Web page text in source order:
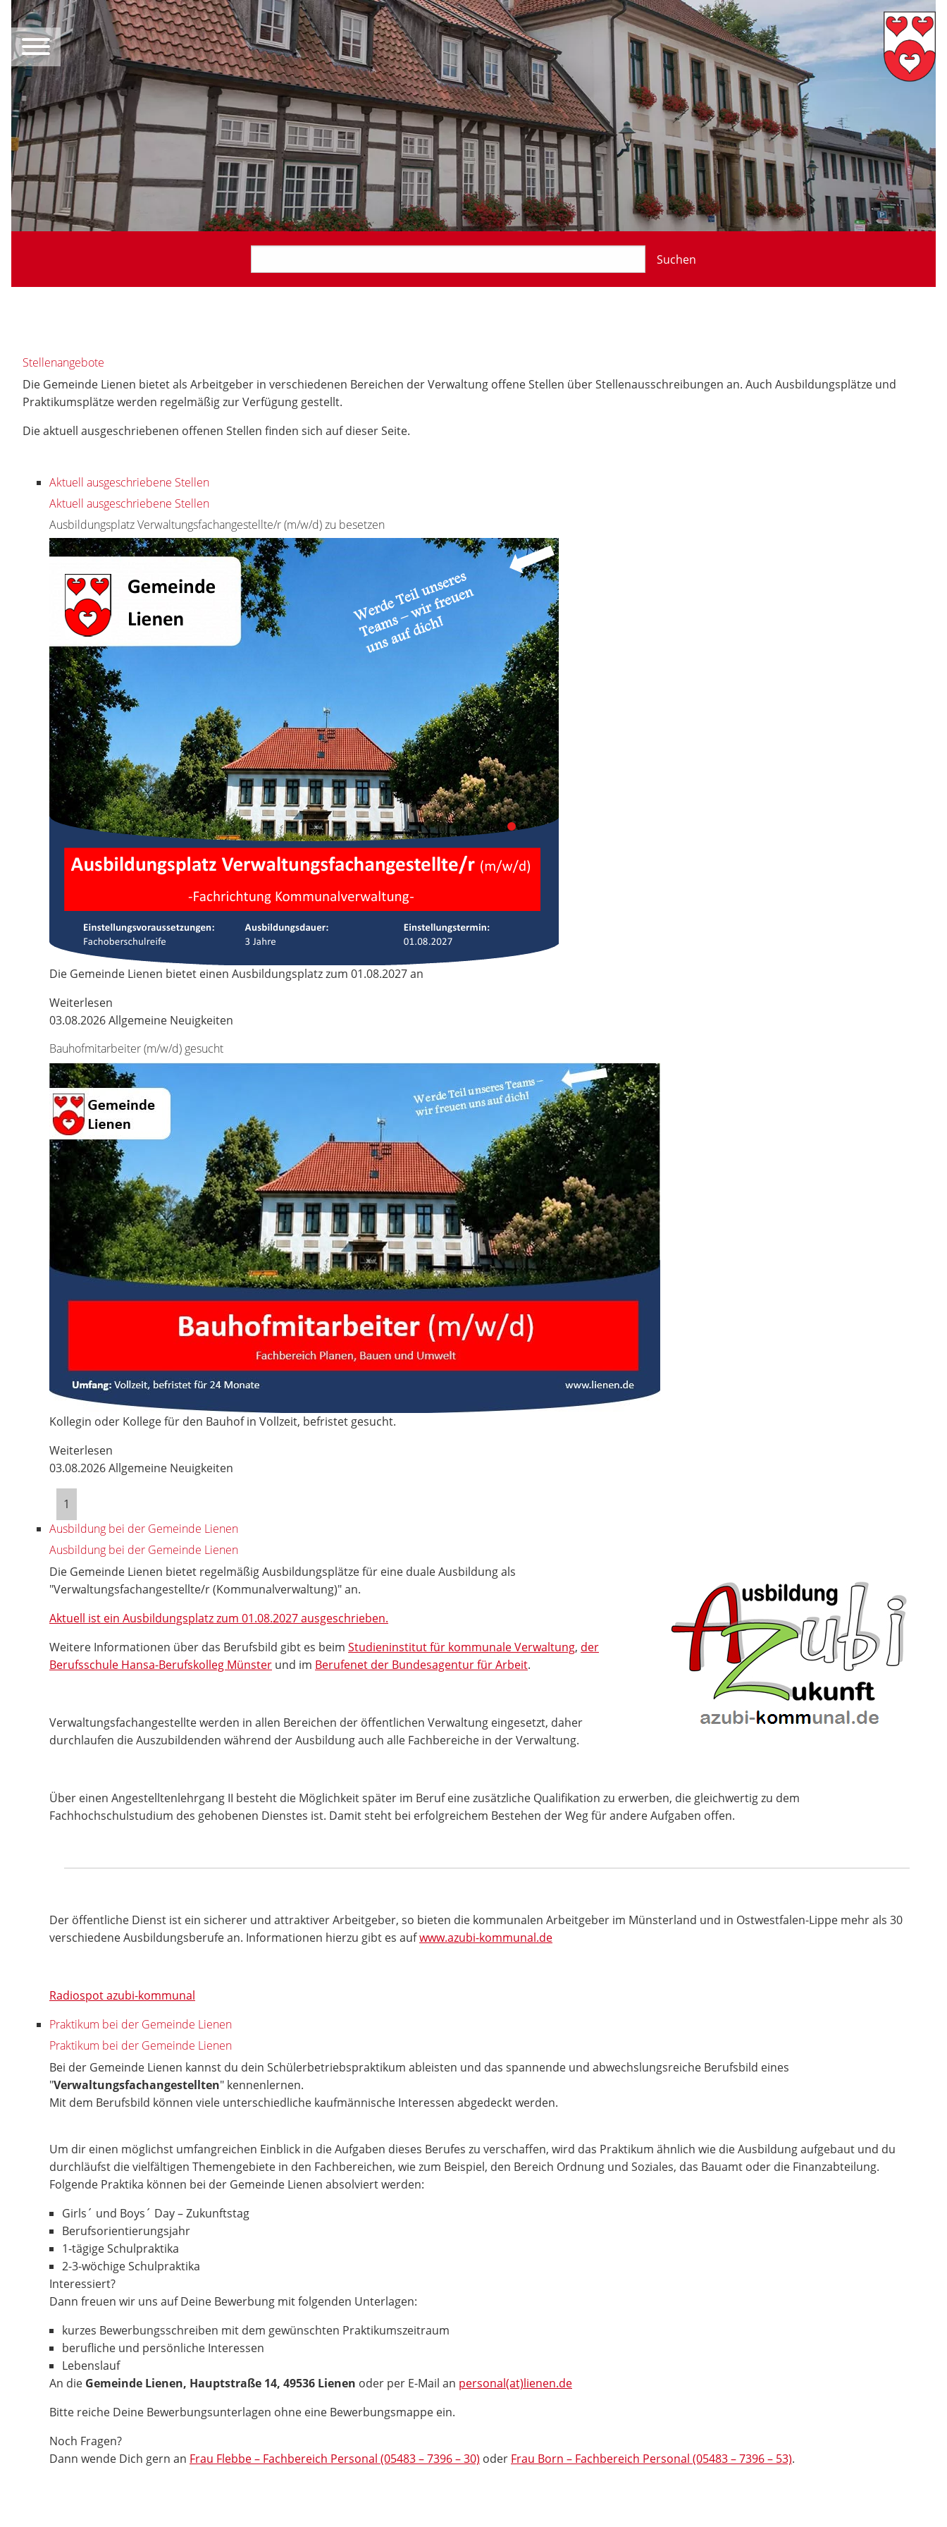
Suchen
Stellenangebote
Die Gemeinde Lienen bietet als Arbeitgeber in verschiedenen Bereichen der Verwaltung offene Stellen über Stellenausschreibungen an. Auch Ausbildungsplätze und
Praktikumsplätze werden regelmäßig zur Verfügung gestellt.
Die aktuell ausgeschriebenen offenen Stellen finden sich auf dieser Seite.
Aktuell ausgeschriebene Stellen
Aktuell ausgeschriebene Stellen
Ausbildungsplatz Verwaltungsfachangestellte/r (m/w/d) zu besetzen
Die Gemeinde Lienen bietet einen Ausbildungsplatz zum 01.08.2027 an
Weiterlesen
03.08.2026Allgemeine Neuigkeiten
Bauhofmitarbeiter (m/w/d) gesucht
Kollegin oder Kollege für den Bauhof in Vollzeit, befristet gesucht.
Weiterlesen
03.08.2026Allgemeine Neuigkeiten
1
Ausbildung bei der Gemeinde Lienen
Ausbildung bei der Gemeinde Lienen
Die Gemeinde Lienen bietet regelmäßig Ausbildungsplätze für eine duale Ausbildung als
"Verwaltungsfachangestellte/r (Kommunalverwaltung)" an.
Aktuell ist ein Ausbildungsplatz zum 01.08.2027 ausgeschrieben.
Weitere Informationen über das Berufsbild gibt es beim Studieninstitut für kommunale Verwaltung, der
Berufsschule Hansa-Berufskolleg Münster und im Berufenet der Bundesagentur für Arbeit.
Verwaltungsfachangestellte werden in allen Bereichen der öffentlichen Verwaltung eingesetzt, daher
durchlaufen die Auszubildenden während der Ausbildung auch alle Fachbereiche in der Verwaltung.
Über einen Angestelltenlehrgang II besteht die Möglichkeit später im Beruf eine zusätzliche Qualifikation zu erwerben, die gleichwertig zu dem
Fachhochschulstudium des gehobenen Dienstes ist. Damit steht bei erfolgreichem Bestehen der Weg für andere Aufgaben offen.
Der öffentliche Dienst ist ein sicherer und attraktiver Arbeitgeber, so bieten die kommunalen Arbeitgeber im Münsterland und in Ostwestfalen-Lippe mehr als 30
verschiedene Ausbildungsberufe an. Informationen hierzu gibt es aufwww.azubi-kommunal.de
Radiospot azubi-kommunal
Praktikum bei der Gemeinde Lienen
Praktikum bei der Gemeinde Lienen
Bei der Gemeinde Lienen kannst du dein Schülerbetriebspraktikum ableisten und das spannende und abwechslungsreiche Berufsbild eines
"Verwaltungsfachangestellten" kennenlernen.
Mit dem Berufsbild können viele unterschiedliche kaufmännische Interessen abgedeckt werden.
Um dir einen möglichst umfangreichen Einblick in die Aufgaben dieses Berufes zu verschaffen, wird das Praktikum ähnlich wie die Ausbildung aufgebaut und du
durchläufst die vielfältigen Themengebiete in den Fachbereichen, wie zum Beispiel, den Bereich Ordnung und Soziales, das Bauamt oder die Finanzabteilung.
Folgende Praktika können bei der Gemeinde Lienen absolviert werden:
Girls´ und Boys´ Day – Zukunftstag
Berufsorientierungsjahr
1-tägige Schulpraktika
2-3-wöchige Schulpraktika
Interessiert?
Dann freuen wir uns auf Deine Bewerbung mit folgenden Unterlagen:
kurzes Bewerbungsschreiben mit dem gewünschten Praktikumszeitraum
berufliche und persönliche Interessen
Lebenslauf
An die Gemeinde Lienen, Hauptstraße 14, 49536 Lienen oder per E-Mail an personal(at)lienen.de
Bitte reiche Deine Bewerbungsunterlagen ohne eine Bewerbungsmappe ein.
Noch Fragen?
Dann wende Dich gern an Frau Flebbe – Fachbereich Personal (05483 – 7396 – 30) oder Frau Born – Fachbereich Personal (05483 – 7396 – 53).